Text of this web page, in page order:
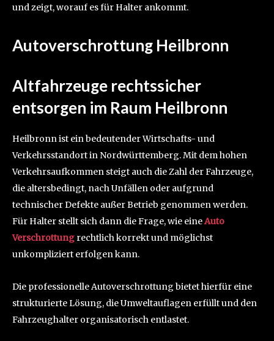
und zeigt, worauf es für Halter ankommt.
Autoverschrottung Heilbronn
Altfahrzeuge rechtssicher
entsorgen im Raum Heilbronn
Heilbronn ist ein bedeutender Wirtschafts- und
Verkehrsstandort in Nordwürttemberg. Mit dem hohen
Verkehrsaufkommen steigt auch die Zahl der Fahrzeuge,
die altersbedingt, nach Unfällen oder aufgrund
technischer Defekte außer Betrieb genommen werden.
Für Halter stellt sich dann die Frage, wie eineAuto
Verschrottung rechtlich korrekt und möglichst
unkompliziert erfolgen kann.
Die professionelle Autoverschrottung bietet hierfür eine
strukturierte Lösung, die Umweltauflagen erfüllt und den
Fahrzeughalter organisatorisch entlastet.